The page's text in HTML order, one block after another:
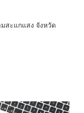
สะแกแสง จังหวัด